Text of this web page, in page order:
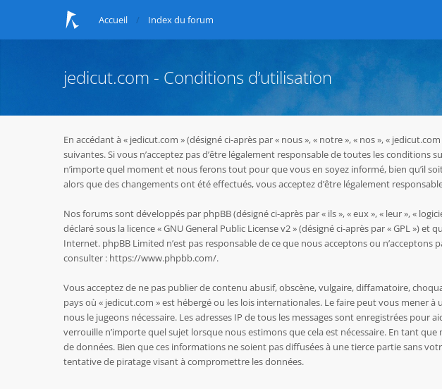
Accueil Index du forum
jedicut.com - Conditions d’utilisation
En accédant à « jedicut.com » (désigné ci-après par « nous », « notre », « nos », «
suivantes. Si vous n’acceptez pas d’être légalement responsable de toutes les conditions
n’importe quel moment et nous ferons tout pour que vous en soyez informé, bien qu’il
alors que des changements ont été effectués, vous acceptez d’être légalement
Nos forums sont développés par phpBB (désigné ci-après par « ils », « eux », « leur », «
déclaré sous la licence «GNU General Public License v2» (désigné ci-après par « GPL ») et
Internet. phpBB Limited n’est pas responsable de ce que nous acceptons ou
consulter : https://www.phpbb.com/.
Vous acceptez de ne pas publier de contenu abusif, obscène, vulgaire, diffamatoire,
pays où « jedicut.com » est hébergé ou les lois internationales. Le faire peut vous
nous le jugeons nécessaire. Les adresses IP de tous les messages sont enregistrées
verrouille n’importe quel sujet lorsque nous estimons que cela est nécessaire. En tant
de données. Bien que ces informations ne soient pas diffusées à une tierce partie sans
tentative de piratage visant à compromettre les données.